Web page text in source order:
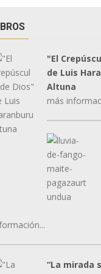
"El
de Luis
Altuna
más
“La mirada